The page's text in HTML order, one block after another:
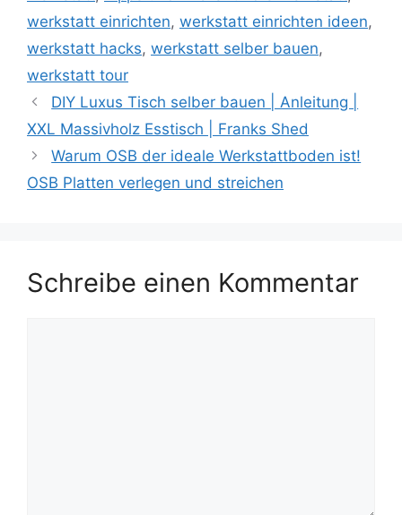
werkstatt einrichten, werkstatt einrichten ideen,
werkstatt hacks, werkstatt selber bauen,
werkstatt tour
DIY Luxus Tisch selber bauen | Anleitung |
XXL Massivholz Esstisch | Franks Shed
Warum OSB der ideale Werkstattboden ist!
OSB Platten verlegen und streichen
Schreibe einen Kommentar